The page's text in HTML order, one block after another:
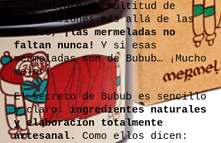
ingrediente en multitud de
elaboraciones más allá de las
dulces,¡las mermeladas no
faltan nunca!
Y si esas
mermeladas son de Bubub… ¡Mucho
mejor!
El secreto de Bubub es sencillo
y claro:ingredientes naturales
y elaboración totalmente
artesanal. Como ellos dicen: